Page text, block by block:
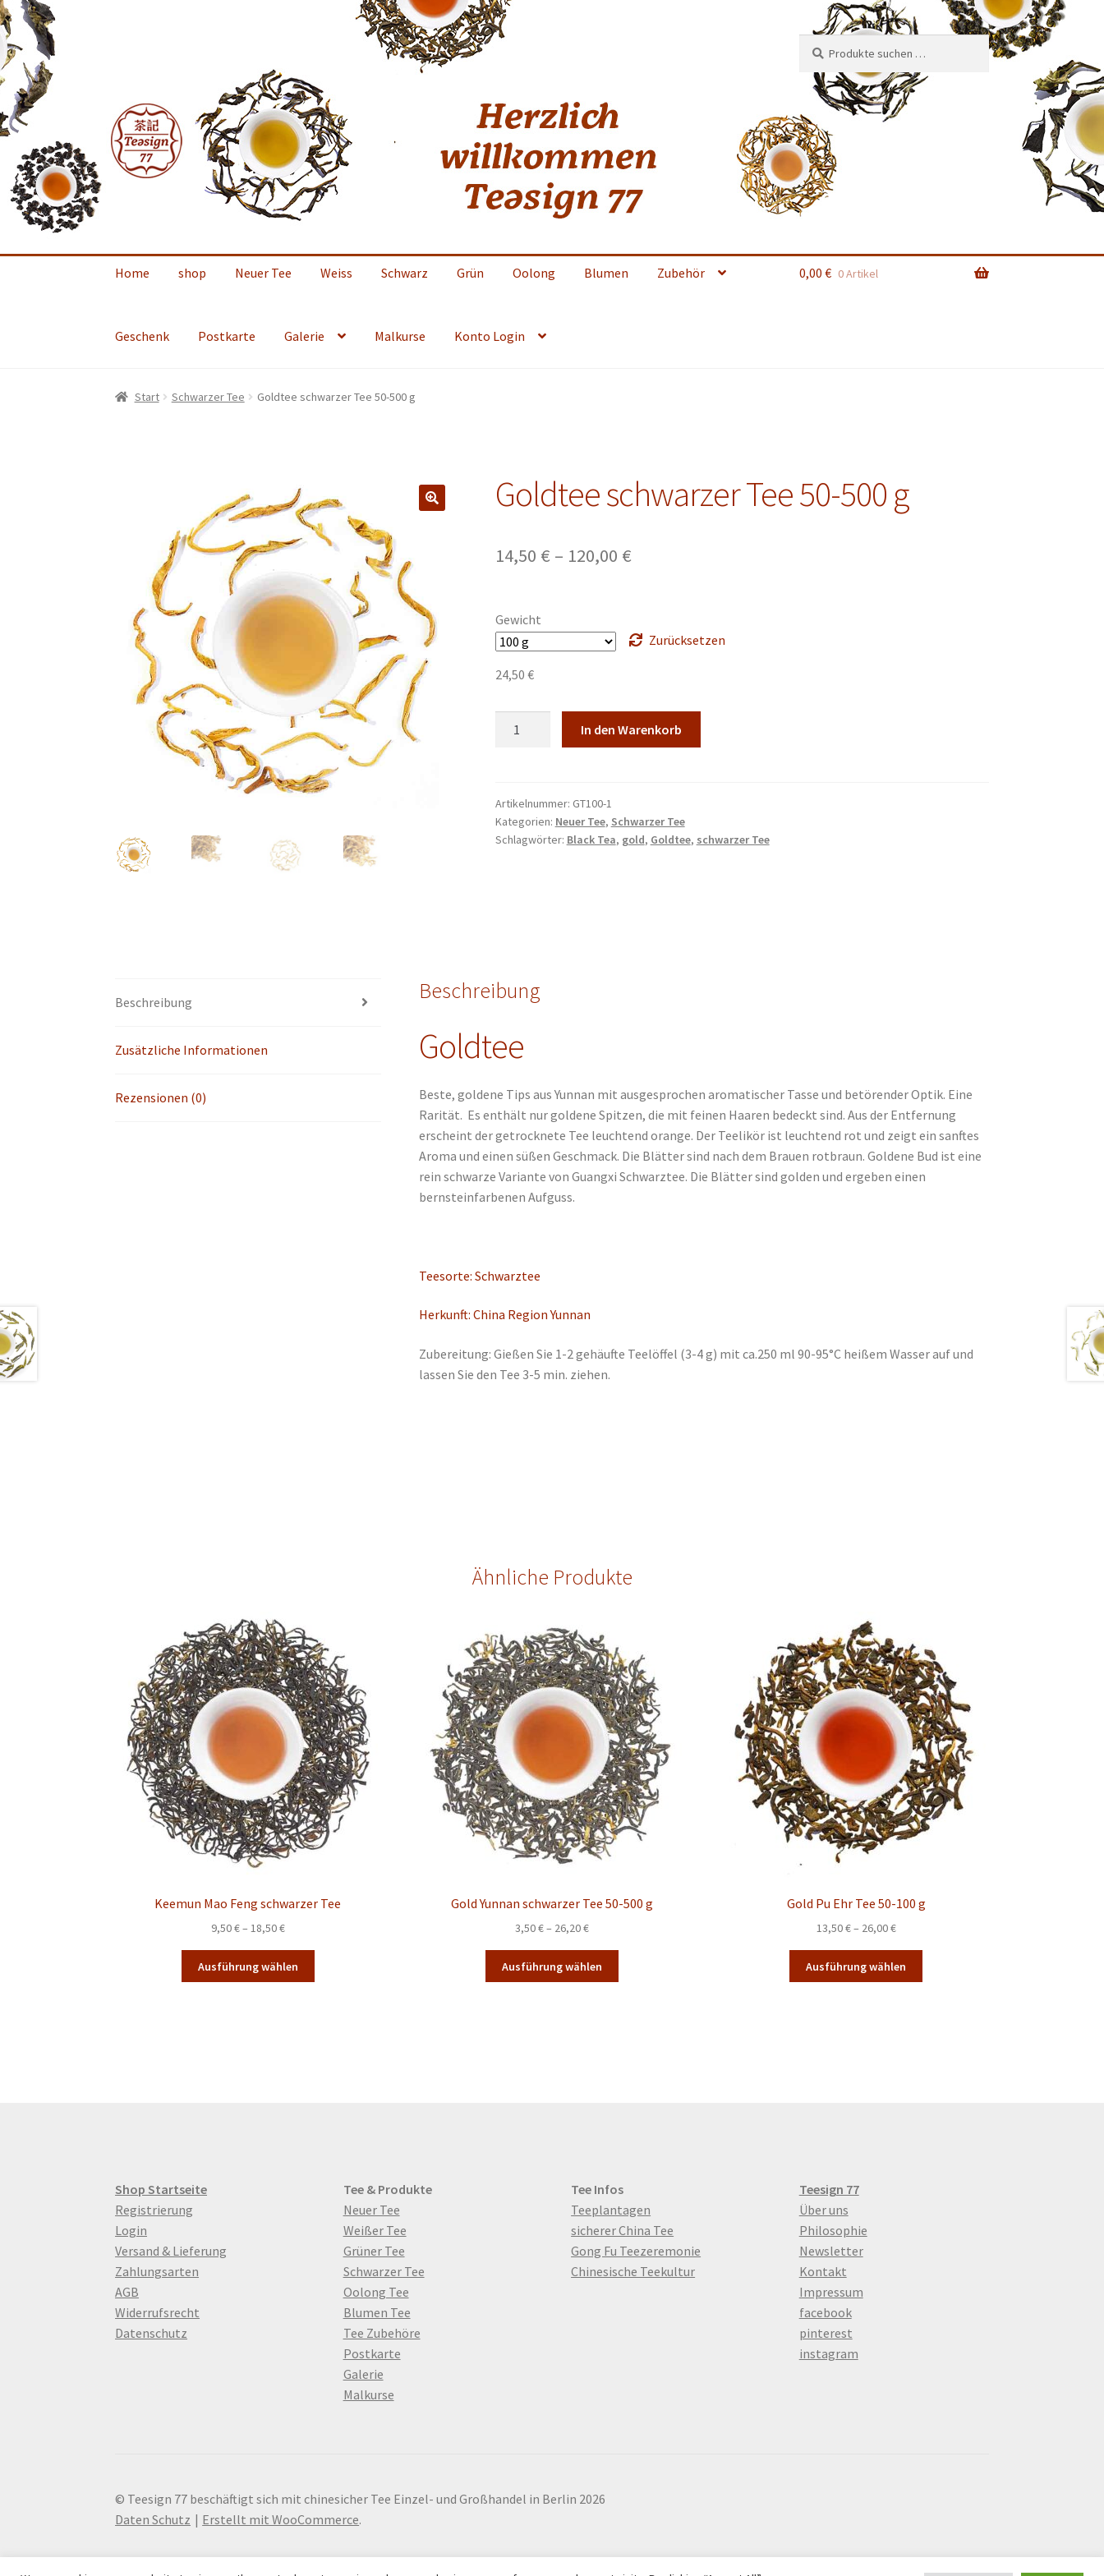
nach:
Home shop Neuer Tee Weiss Schwarz Grün Oolong Blumen Zubehör
Geschenk Postkarte Galerie Malkurse Konto Login
0,00 € 0 Artikel
Start Schwarzer Tee Goldtee schwarzer Tee 50-500 g
Goldtee schwarzer Tee 50-500 g
14,50 € – 120,00 €Preisspanne:
120,00 €
Gewicht
Zurücksetzen
24,50 €
500
g
Menge
In den Warenkorb
Artikelnummer: GT100-1
Kategorien: Neuer Tee, Schwarzer Tee
Schlagwörter: Black Tea, gold, Goldtee, schwarzer Tee
Beschreibung
Zusätzliche Informationen
Rezensionen (0)
Beschreibung
Goldtee
Beste, goldene Tips aus Yunnan mit ausgesprochen aromatischer Tasse und betörender Optik. Eine
Rarität. Es enthält nur goldene Spitzen, die mit feinen Haaren bedeckt sind. Aus der Entfernung
erscheint der getrocknete Tee leuchtend orange. Der Teelikör ist leuchtend rot und zeigt ein sanftes
Aroma und einen süßen Geschmack. Die Blätter sind nach dem Brauen rotbraun. Goldene Bud ist eine
rein schwarze Variante von Guangxi Schwarztee. Die Blätter sind golden und ergeben einen
bernsteinfarbenen Aufguss.
Teesorte: Schwarztee
Herkunft: China Region Yunnan
Zubereitung: Gießen Sie 1-2 gehäufte Teelöffel (3-4 g) mit ca.250 ml 90-95°C heißem Wasser auf und
lassen Sie den Tee 3-5 min. ziehen.
Ähnliche Produkte
Keemun Mao Feng schwarzer Tee
9,50€– 18,50€Preisspanne:
bis
18,50 €
Ausführung wählen
werden
Gold Yunnan schwarzer Tee 50-500 g
3,50€– 26,20€Preisspanne:
bis
26,20 €
Ausführung wählen
werden
Gold Pu Ehr Tee 50-100 g
13,50€– 26,00€Preisspanne:
bis
26,00 €
Ausführung wählen
Shop Startseite
Registrierung
Login
Versand & Lieferung
Zahlungsarten
AGB
Widerrufsrecht
Datenschutz
Tee & Produkte
Neuer Tee
Weißer Tee
Grüner Tee
Schwarzer Tee
Oolong Tee
Blumen Tee
Tee Zubehöre
Postkarte
Galerie
Malkurse
Tee Infos
Teeplantagen
sicherer China Tee
Gong Fu Teezeremonie
Chinesische Teekultur
Teesign 77
Über uns
Philosophie
Newsletter
Kontakt
Impressum
facebook
pinterest
instagram
© Teesign 77 beschäftigt sich mit chinesicher Tee Einzel- und Großhandel in Berlin 2026
Daten Schutz
Erstellt mit WooCommerce.